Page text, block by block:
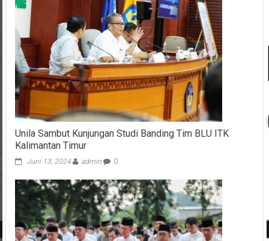
Unila Sambut Kunjungan Studi Banding Tim BLU ITK
Kalimantan Timur
Juni 13, 2024 admin 0